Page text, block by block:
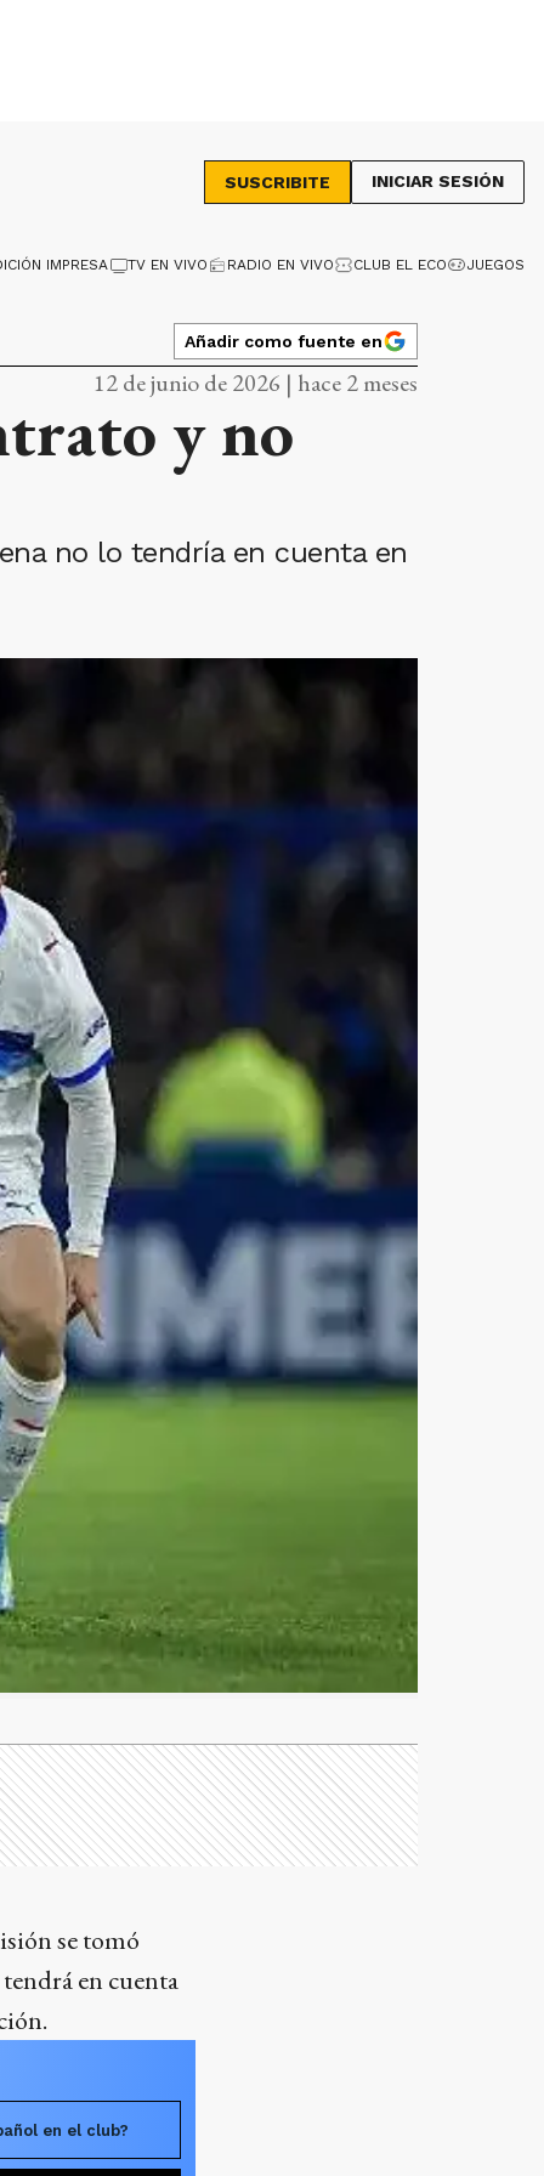
SUSCRIBITE INICIAR SESIÓN
IMPRESA TV EN VIVO RADIO EN VIVO CLUB EL ECO JUEGOS
Añadir como fuente en
12 de junio de 2026 | hace 2 meses
y no
no lo tendría en cuenta en
se tomó
en cuenta
en el club?